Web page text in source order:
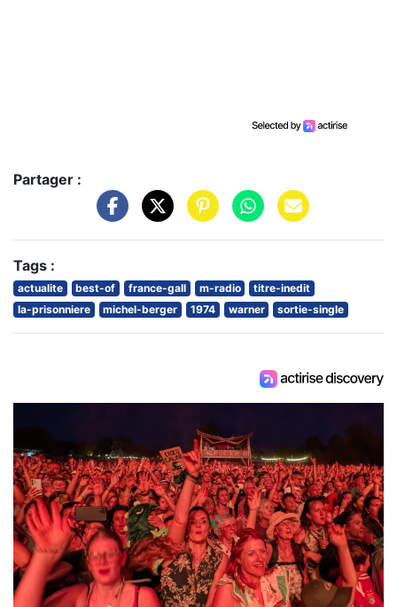
Partager :
Tags :
actualite best-of france-gall m-radio
titre-inedit
la-prisonniere
michel-berger 1974 warner sortie-single